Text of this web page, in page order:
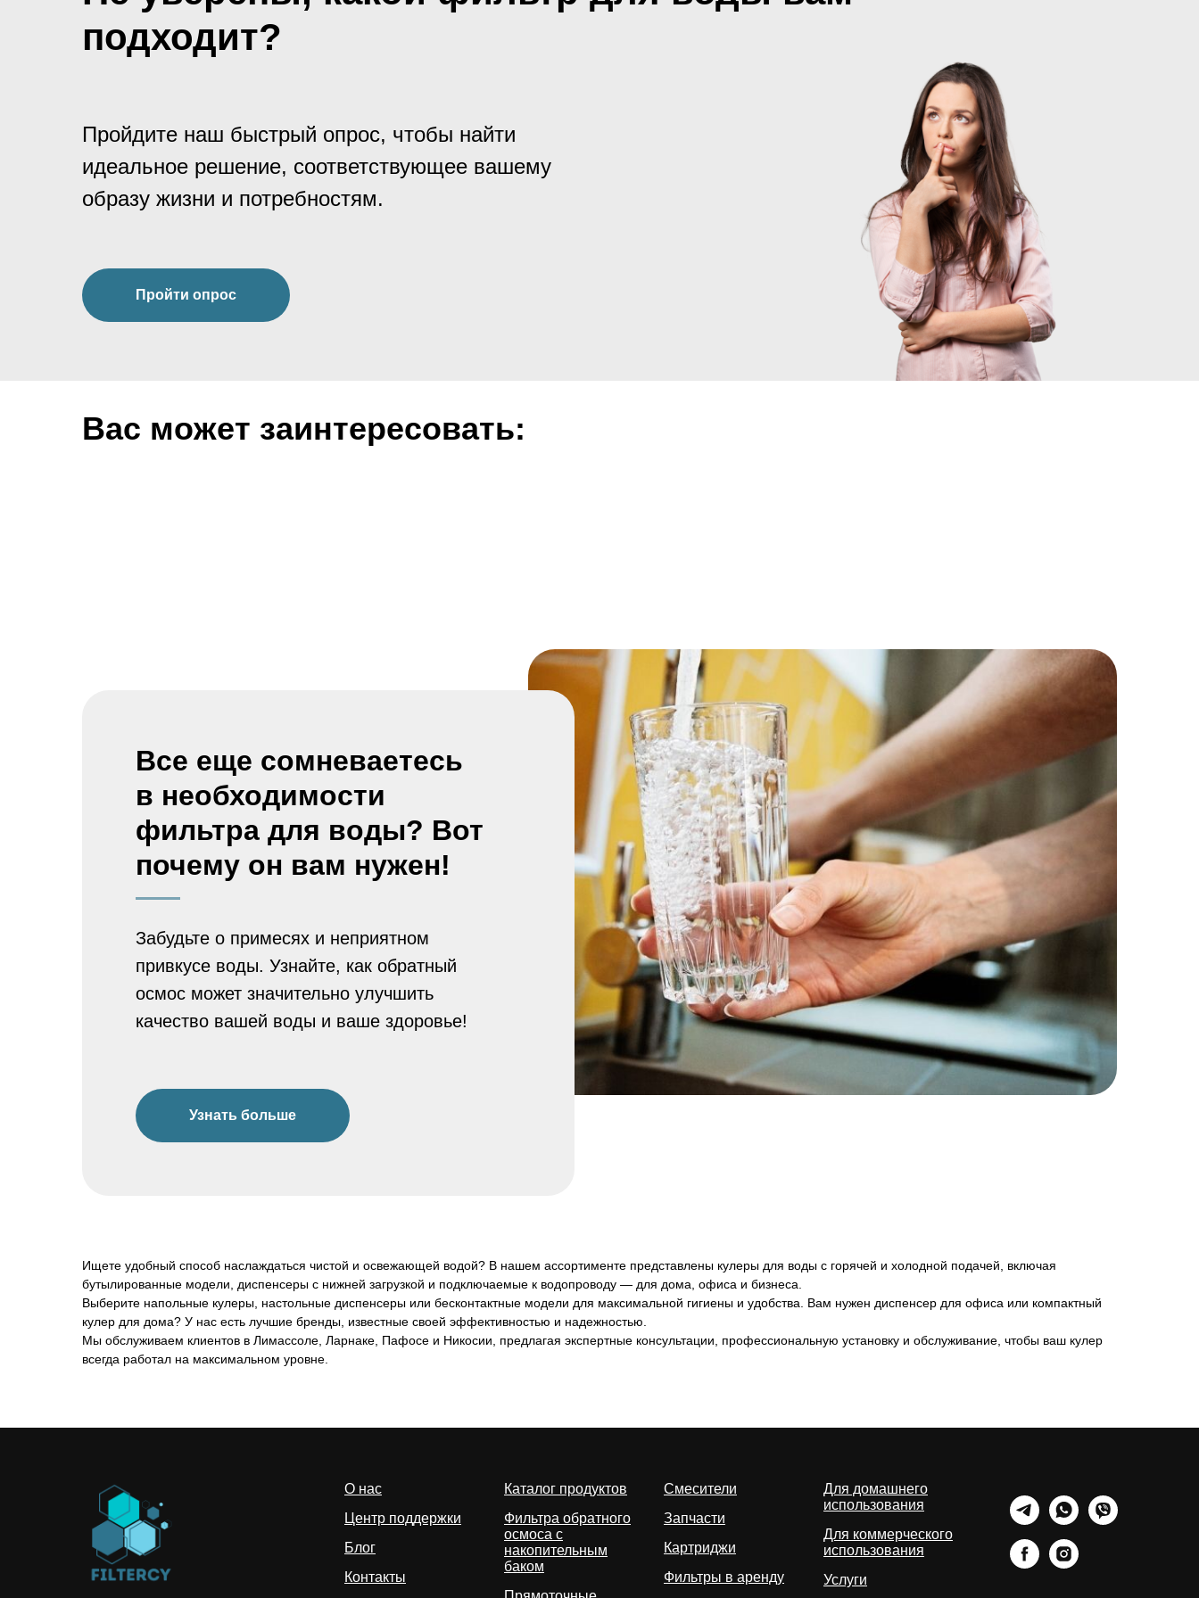
подходит?
Пройдите наш быстрый опрос, чтобы найти
идеальное решение, соответствующее вашему
образу жизни и потребностям.
Пройти опрос
Вас может заинтересовать:
Все еще сомневаетесь
в необходимости
фильтра для воды? Вот
почему он вам нужен!
Забудьте о примесях и неприятном
привкусе воды. Узнайте, как обратный
осмос может значительно улучшить
качество вашей воды и ваше здоровье!
Узнать больше
Ищете удобный способ наслаждаться чистой и освежающей водой? В нашем ассортименте представлены кулеры для воды с горячей и холодной подачей, включая
бутылированные модели, диспенсеры с нижней загрузкой и подключаемые к водопроводу — для дома, офиса и бизнеса.
Выберите напольные кулеры, настольные диспенсеры или бесконтактные модели для максимальной гигиены и удобства. Вам нужен диспенсер для офиса или компактный
кулер для дома? У нас есть лучшие бренды, известные своей эффективностью и надежностью.
Мы обслуживаем клиентов в Лимассоле, Ларнаке, Пафосе и Никосии, предлагая экспертные консультации, профессиональную установку и обслуживание, чтобы ваш кулер
всегда работал на максимальном уровне.
О нас
Центр поддержки
Блог
Контакты
Каталог продуктов
Фильтра обратного
осмоса с
накопительным
баком
Смесители
Запчасти
Картриджи
Фильтры в аренду
Для домашнего
использования
Для коммерческого
использования
Услуги